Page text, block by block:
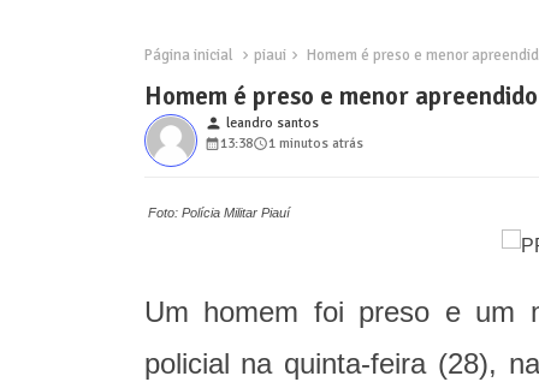
Página inicial piaui Homem é preso e menor
Homem é preso e menor
person leandro santos
13:38
1 minutos atrás
Foto: Polícia Militar Piauí
Um homem foi preso e um
policial na quinta-feira (28),